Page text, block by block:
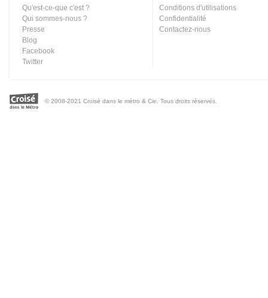
Qu'est-ce-que c'est ?
Qui sommes-nous ?
Presse
Blog
Facebook
Twitter
Conditions d'utilisations
Confidentialité
Contactez-nous
© 2008-2021 Croisé dans le métro & Cie. Tous droits réservés.